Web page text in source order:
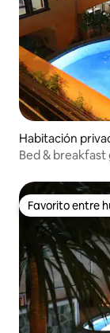
Habitación
Bed &
Favorito entre
Favorito entre